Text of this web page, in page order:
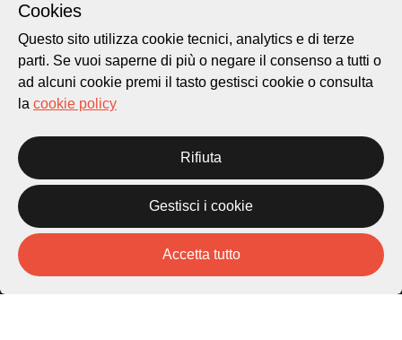
Per informazioni:
patrimonio@lugano.ch
t. +41 58 866 68 50
Cookie policy
Temi
Mappa
Storie
Cookies
Questo sito utilizza cookie tecnici, analytics e di terze
parti. Se vuoi saperne di più o negare il consenso a tutti o
ad alcuni cookie premi il tasto gestisci cookie o consulta
la cookie policy
Rifiuta
Gestisci i cookie
Accetta tutto